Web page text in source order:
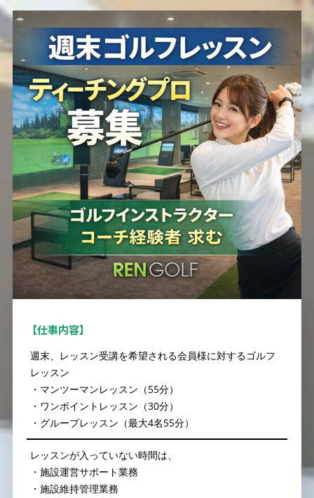
【仕事内容】
週末、レッスン受講を希望される会員様に対するゴルフ
レッスン
・マンツーマンレッスン（55分）
・ワンポイントレッスン（30分）
・グループレッスン（最大4名55分）
レッスンが入っていない時間は、
・施設運営サポート業務
・施設維持管理業務